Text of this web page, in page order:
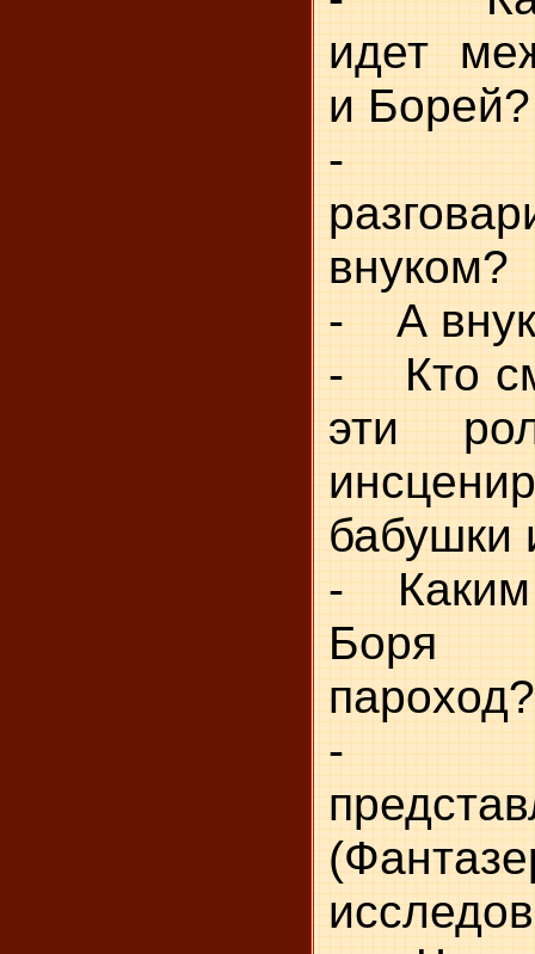
идет
и Борей?
- Как
внуком?
- А
- Кто
эти
бабушки
- Каким
Боря
пароход?
-